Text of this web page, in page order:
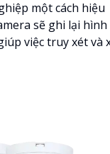
một cách hiệu
sẽ ghi lại hình
việc truy xét và